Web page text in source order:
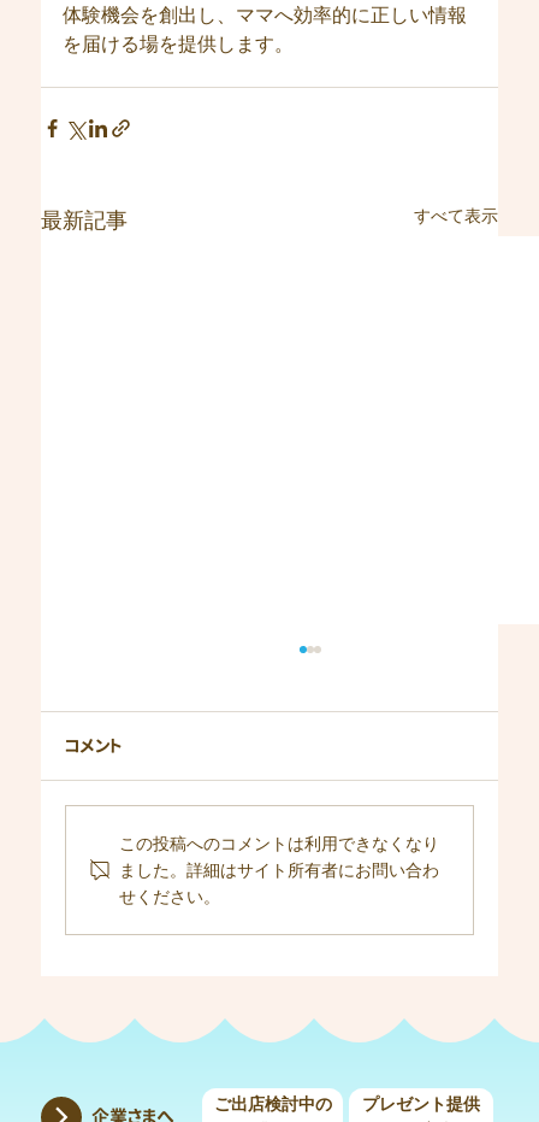
体験機会を創出し、ママへ効率的に正しい情報
を届ける場を提供します。
最新記事 すべて表示
忘れ物のお知らせ（2026）
コメント
この投稿へのコメントは利用できなくなり
ました。詳細はサイト所有者にお問い合わ
せください。
ご出店検討中の
プレゼント提供